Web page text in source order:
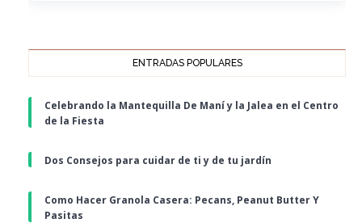
ENTRADAS POPULARES
Celebrando la Mantequilla De Maní y la Jalea en el Centro
de la Fiesta
Dos Consejos para cuidar de ti y de tu jardín
Como Hacer Granola Casera: Pecans, Peanut Butter Y
Pasitas